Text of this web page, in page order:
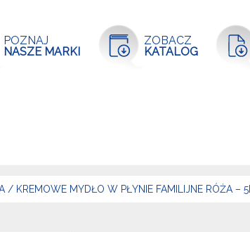
POZNAJ
NASZE MARKI
ZOBACZ
KATALOG
/ KREMOWE MYDŁO W PŁYNIE FAMILIJNE RÓŻA – 5L